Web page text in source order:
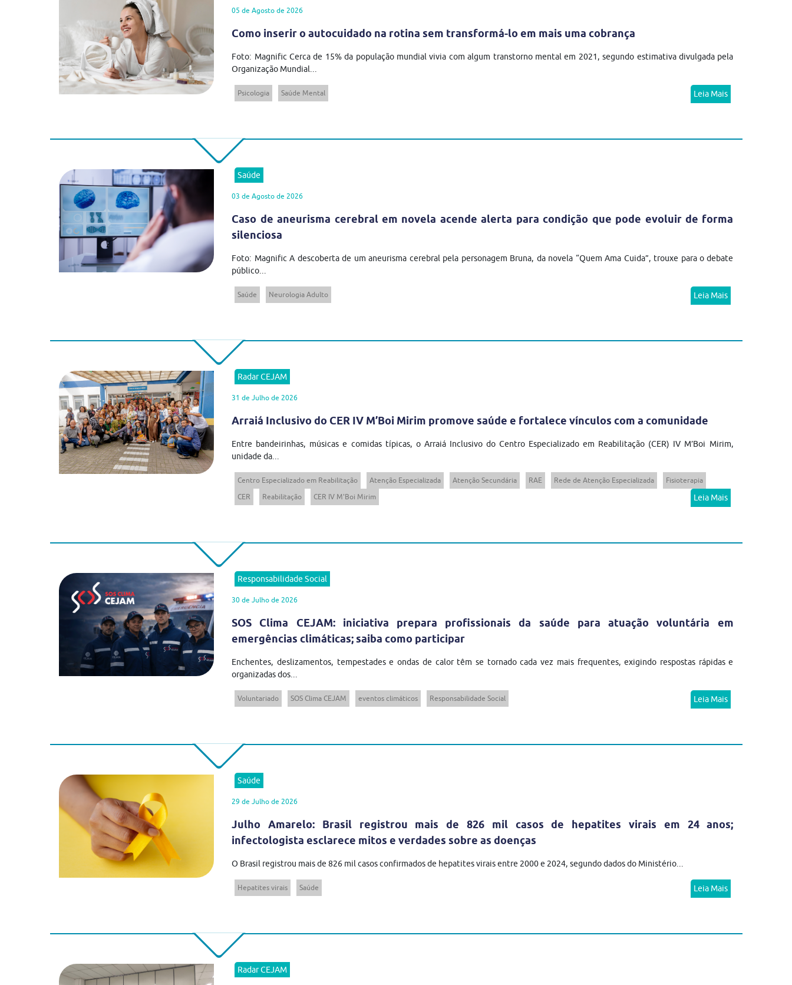
05 de Agosto de 2026
Como inserir o autocuidado na rotina sem transformá-lo em mais uma cobrança
Foto: Magnific Cerca de 15% da população mundial vivia com algum transtorno mental em 2021, segundo estimativa divulgada pela
Organização Mundial...
Psicologia Saúde Mental Leia Mais
Saúde
03 de Agosto de 2026
Caso de aneurisma cerebral em novela acende alerta para condição que pode evoluir de forma
silenciosa
Foto: Magnific A descoberta de um aneurisma cerebral pela personagem Bruna, da novela “Quem Ama Cuida”, trouxe para o debate
público...
Saúde Neurologia Adulto Leia Mais
Radar CEJAM
31 de Julho de 2026
Arraiá Inclusivo do CER IV M’Boi Mirim promove saúde e fortalece vínculos com a comunidade
Entre bandeirinhas, músicas e comidas típicas, o Arraiá Inclusivo do Centro Especializado em Reabilitação (CER) IV M’Boi Mirim,
unidade da...
Centro Especializado em Reabilitação Atenção Especializada Atenção Secundária RAE Rede de Atenção Especializada
Fisioterapia
CER
Reabilitação CER IV M'Boi Mirim Leia Mais
Responsabilidade Social
30 de Julho de 2026
SOS Clima CEJAM: iniciativa prepara profissionais da saúde para atuação voluntária em
emergências climáticas; saiba como participar
Enchentes, deslizamentos, tempestades e ondas de calor têm se tornado cada vez mais frequentes, exigindo respostas rápidas e
organizadas dos...
Voluntariado SOS Clima CEJAM eventos climáticos Responsabilidade Social Leia Mais
Saúde
29 de Julho de 2026
Julho Amarelo: Brasil registrou mais de 826 mil casos de hepatites virais em 24 anos;
infectologista esclarece mitos e verdades sobre as doenças
O Brasil registrou mais de 826 mil casos confirmados de hepatites virais entre 2000 e 2024, segundo dados do Ministério...
Hepatites virais Saúde Leia Mais
Radar CEJAM